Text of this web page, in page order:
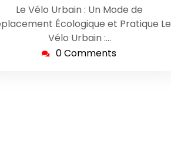
Le Vélo Urbain : Un Mode de
Écologique et Pratique Le
Vélo Urbain :…
0 Comments